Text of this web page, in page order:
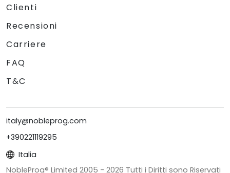
Clienti
Recensioni
Carriere
FAQ
T&C
italy@nobleprog.com
+390221119295
Italia
NobleProg® Limited 2005 - 2026 Tutti i Diritti sono Riservati